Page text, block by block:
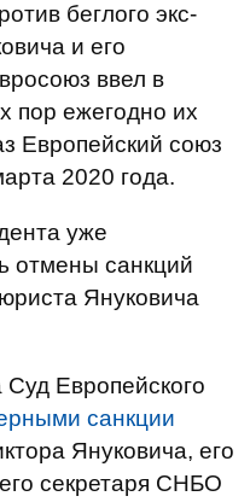
беглого экс-
и его
ввел в
пор ежегодно их
Европейский союз
2020 года.
уже
отмены санкций
Януковича
Суд Европейского
санкции
Януковича, его
секретаря СНБО